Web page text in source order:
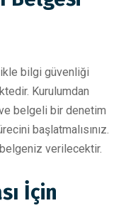
bilgi güvenliği
Kurulumdan
belgeli bir denetim
başlatmalısınız.
verilecektir.
İçin